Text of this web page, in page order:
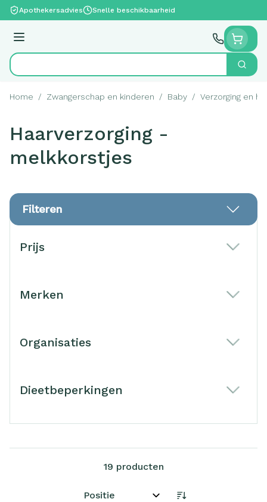
Ga naar de inhoud
Apothekersadvies Snelle beschikbaarheid
Menu
Product, merk, categorie... Zoek
Home / Zwangerschap en kinderen / Baby / Verzorging en
Haarverzorging -
melkkorstjes
Filteren
Prijs
Merken
Organisaties
Dieetbeperkingen
19 producten